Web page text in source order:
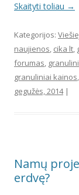
Skaityti toliau →
Kategorijos:
naujienos, cika lt,
forumas,
granuliniai kainos,
gegužės, 2014|
Namų
erdvę?